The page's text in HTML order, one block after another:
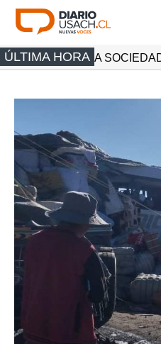
Click acá para ir
ÚLTIMA HORA
SOCIEDAD CHILENA”
Actualidad
Investigación
Cultura
Deporte
Multimedia
Programas Radio
Programas Santiago
PODCAST